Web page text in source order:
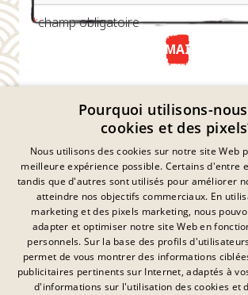
*champ obligatoire
ENVOYER MAINTENANT
Déclaration De
Empreinte
Mentions Légales
Contact
Pourquoi utilisons-
cookies et des
Nous utilisons des cookies sur notre site Web
meilleure expérience possible. Certains d'entre
tandis que d'autres sont utilisés pour améliorer
atteindre nos objectifs commerciaux. En
marketing et des pixels marketing, nous
adapter et optimiser notre site Web en
personnels. Sur la base des profils
permet de vous montrer des informations
publicitaires pertinents sur Internet, adaptés à
d'informations sur l'utilisation des cookies et